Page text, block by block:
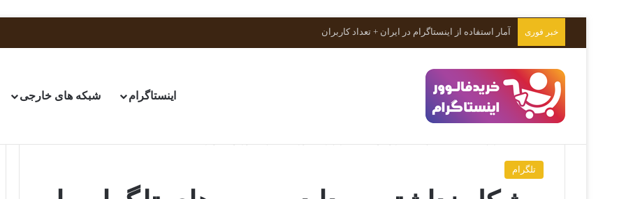
خبر فوری آمار استفاده از اینستاگرام در ایران + تعداد کاربران
اینستاگرام شبکه های خارجی
تلگرام